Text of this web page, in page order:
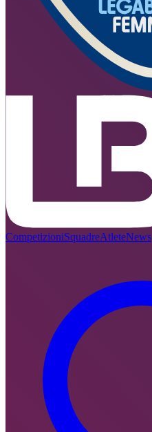
CompetizioniSquadreAtleteNews